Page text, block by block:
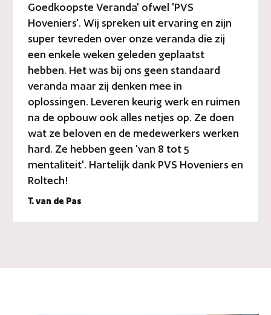
Goedkoopste Veranda' ofwel 'PVS
Hoveniers'. Wij spreken uit ervaring en zijn
super tevreden over onze veranda die zij
een enkele weken geleden geplaatst
hebben. Het was bij ons geen standaard
veranda maar zij denken mee in
oplossingen. Leveren keurig werk en ruimen
na de opbouw ook alles netjes op. Ze doen
wat ze beloven en de medewerkers werken
hard. Ze hebben geen 'van 8 tot 5
mentaliteit'. Hartelijk dank PVS Hoveniers en
Roltech!
T. van de Pas